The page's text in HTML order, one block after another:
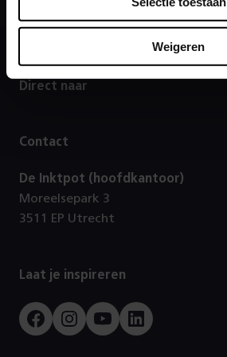
Weigeren
Footer
Direct naar
Contact
De Inktpot (hoofdkantoor)
Moreelsepark 3
3511 EP Utrecht
Laat je inspireren
FacebookInstagram
YoutubeLinkedIn